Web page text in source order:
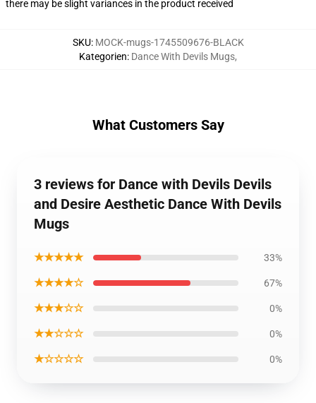
there may be slight variances in the product received
SKU: MOCK-mugs-1745509676-BLACK
Kategorien: Dance With Devils Mugs,
What Customers Say
3 reviews for Dance with Devils Devils
and Desire Aesthetic Dance With Devils
Mugs
★★★★★ 33%
★★★★☆ 67%
★★★☆☆ 0%
★★☆☆☆ 0%
★☆☆☆☆ 0%